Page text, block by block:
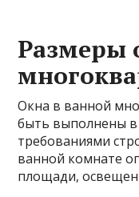
Размеры
Окна в ванной
быть выполнены в
требованиями
ванной комнате
площади,